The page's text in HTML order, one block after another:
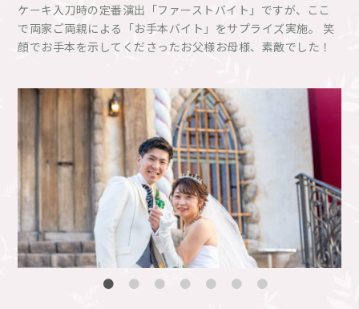
ケーキ入刀時の定番演出「ファーストバイト」ですが、ここ
で両家ご両親による「お手本バイト」をサプライズ実施。 笑
顔でお手本を示してくださったお父様お母様、素敵でした！